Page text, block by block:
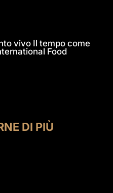
vivo Il tempo come
Food
DI PIÙ